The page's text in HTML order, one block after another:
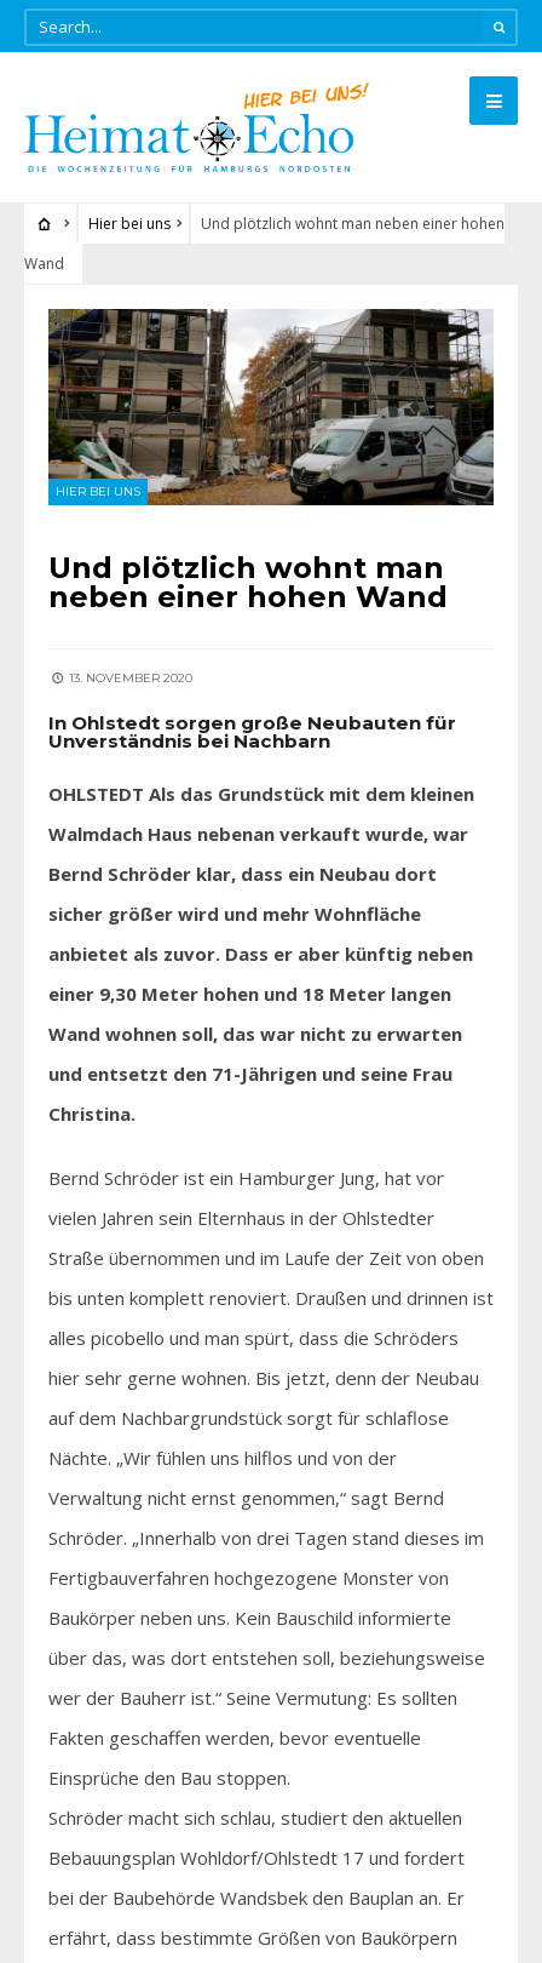
Hier bei uns
Und plötzlich wohnt man neben einer hohen
Wand
HIER BEI UNS
Und plötzlich wohnt man
neben einer hohen Wand
13. NOVEMBER 2020
In Ohlstedt sorgen große Neubauten für
Unverständnis bei Nachbarn
OHLSTEDT Als das Grundstück mit dem kleinen
Walmdach Haus nebenan verkauft wurde, war
Bernd Schröder klar, dass ein Neubau dort
sicher größer wird und mehr Wohnfläche
anbietet als zuvor. Dass er aber künftig neben
einer 9,30 Meter hohen und 18 Meter langen
Wand wohnen soll, das war nicht zu erwarten
und entsetzt den 71-Jährigen und seine Frau
Christina.
Bernd Schröder ist ein Hamburger Jung, hat vor
vielen Jahren sein Elternhaus in der Ohlstedter
Straße übernommen und im Laufe der Zeit von oben
bis unten komplett renoviert. Draußen und drinnen ist
alles picobello und man spürt, dass die Schröders
hier sehr gerne wohnen. Bis jetzt, denn der Neubau
auf dem Nachbargrundstück sorgt für schlaflose
Nächte. „Wir fühlen uns hilflos und von der
Verwaltung nicht ernst genommen,“ sagt Bernd
Schröder. „Innerhalb von drei Tagen stand dieses im
Fertigbauverfahren hochgezogene Monster von
Baukörper neben uns. Kein Bauschild informierte
über das, was dort entstehen soll, beziehungsweise
wer der Bauherr ist.“ Seine Vermutung: Es sollten
Fakten geschaffen werden, bevor eventuelle
Einsprüche den Bau stoppen.
Schröder macht sich schlau, studiert den aktuellen
Bebauungsplan Wohldorf/Ohlstedt 17 und fordert
bei der Baubehörde Wandsbek den Bauplan an. Er
erfährt, dass bestimmte Größen von Baukörpern